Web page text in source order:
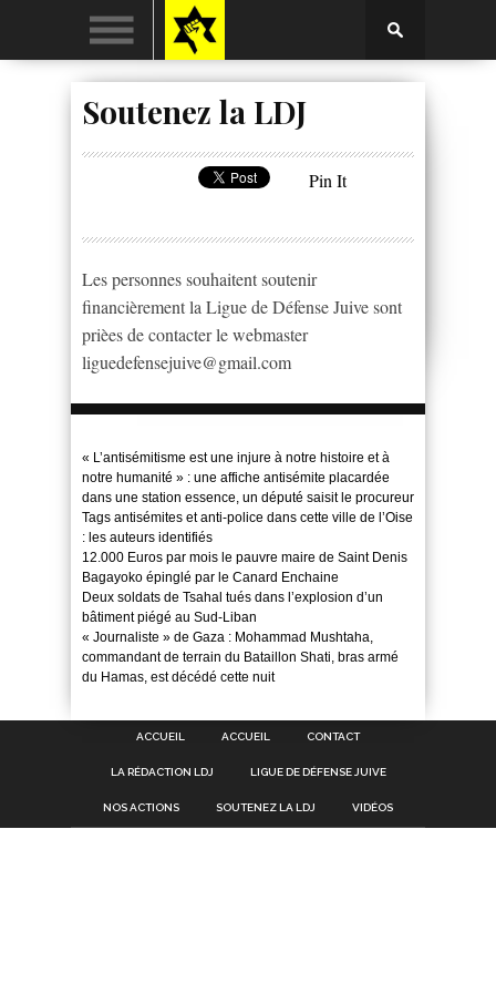
Soutenez la LDJ
Pin It
Les personnes souhaitent soutenir
financièrement la Ligue de Défense Juive sont
prièes de contacter le webmaster
liguedefensejuive@gmail.com
« L’antisémitisme est une injure à notre histoire et à
notre humanité » : une affiche antisémite placardée
dans une station essence, un député saisit le procureur
Tags antisémites et anti-police dans cette ville de l’Oise
: les auteurs identifiés
12.000 Euros par mois le pauvre maire de Saint Denis
Bagayoko épinglé par le Canard Enchaine
Deux soldats de Tsahal tués dans l’explosion d’un
bâtiment piégé au Sud-Liban
« Journaliste » de Gaza : Mohammad Mushtaha,
commandant de terrain du Bataillon Shati, bras armé
du Hamas, est décédé cette nuit
ACCUEIL ACCUEIL CONTACT
LA RÉDACTION LDJ LIGUE DE DÉFENSE JUIVE
NOS ACTIONS SOUTENEZ LA LDJ VIDÉOS